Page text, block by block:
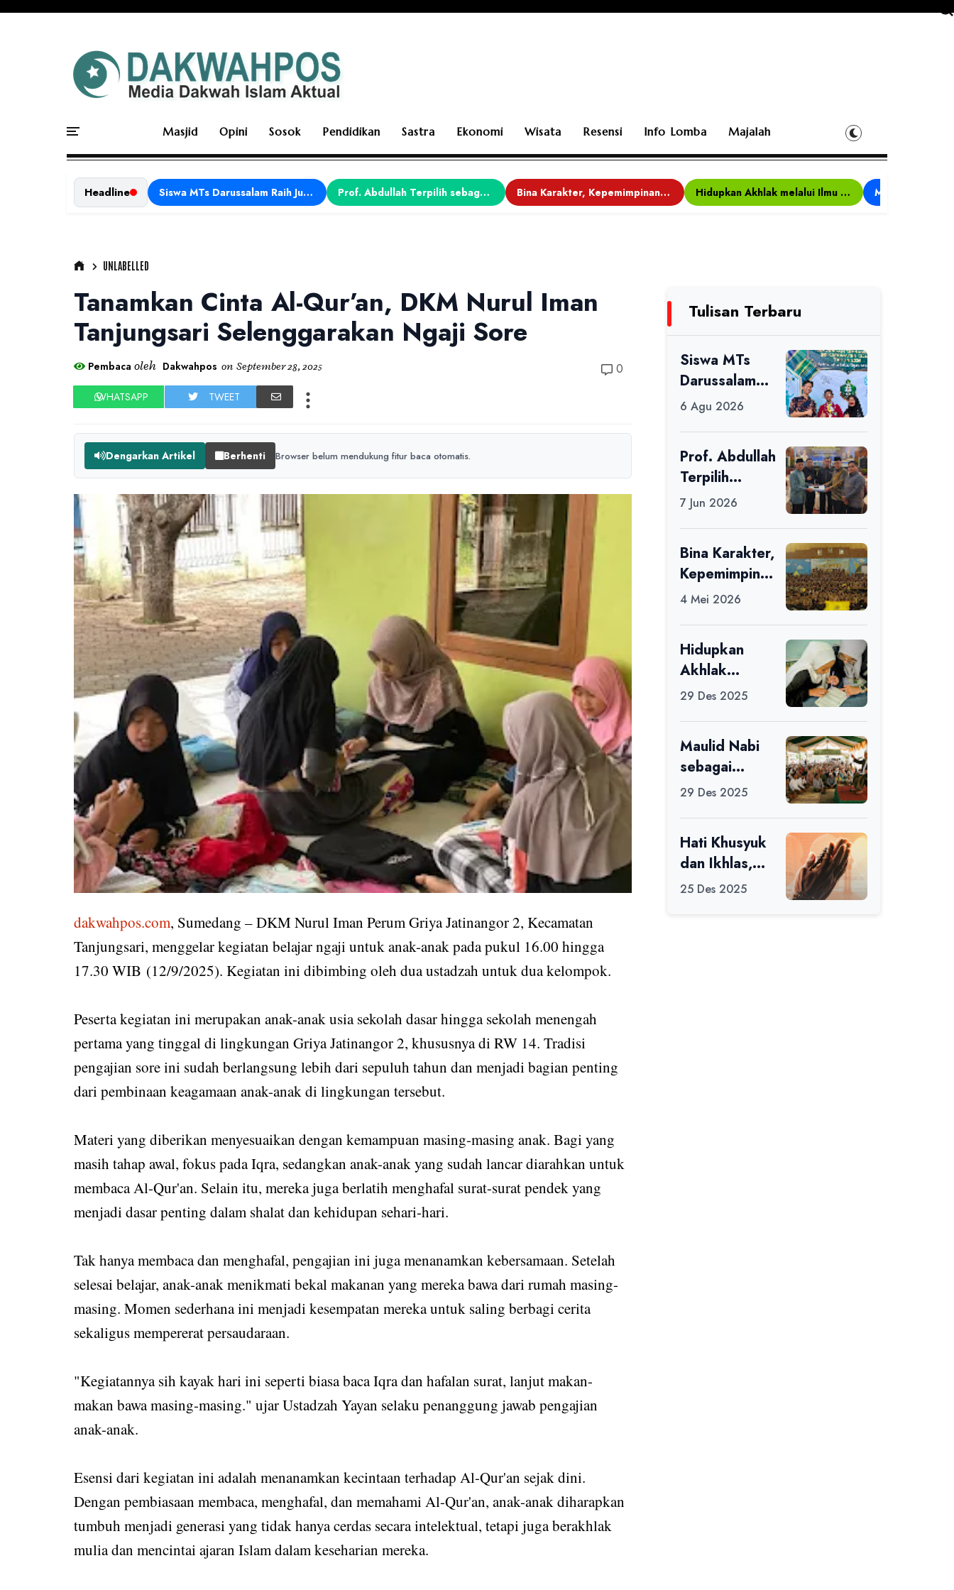
Masjid Opini Sosok Pendidikan Sastra Ekonomi Wisata Resensi Info Lomba Majalah
Headline Siswa MTs Darussalam Raih Juara 1 dalam Porseni Tingkat Kabupaten Ciamis Tahun 2026 Prof. Abdullah Terpilih sebagai Ketua APDII Periode 2026–2030 Bina Karakter, Kepemimpinan, dan Kemandirian, 117 Peserta Ikuti Alfaro Camp di MAN 1 Darussalam Ciamis Hidupkan Akhlak melalui Ilmu yang Diamalkan
UNLABELLED
Tanamkan Cinta Al-Qur’an, DKM Nurul Iman
Tanjungsari Selenggarakan Ngaji Sore
Pembaca oleh Dakwahpos on September 28, 2025 0
WHATSAPP TWEET
Dengarkan Artikel Berhenti Browser belum mendukung fitur baca otomatis.
dakwahpos.com, Sumedang – DKM Nurul Iman Perum Griya Jatinangor 2, Kecamatan
Tanjungsari, menggelar kegiatan belajar ngaji untuk anak-anak pada pukul 16.00 hingga
17.30 WIB (12/9/2025). Kegiatan ini dibimbing oleh dua ustadzah untuk dua kelompok.
Peserta kegiatan ini merupakan anak-anak usia sekolah dasar hingga sekolah menengah
pertama yang tinggal di lingkungan Griya Jatinangor 2, khususnya di RW 14. Tradisi
pengajian sore ini sudah berlangsung lebih dari sepuluh tahun dan menjadi bagian penting
dari pembinaan keagamaan anak-anak di lingkungan tersebut.
Materi yang diberikan menyesuaikan dengan kemampuan masing-masing anak. Bagi yang
masih tahap awal, fokus pada Iqra, sedangkan anak-anak yang sudah lancar diarahkan untuk
membaca Al-Qur'an. Selain itu, mereka juga berlatih menghafal surat-surat pendek yang
menjadi dasar penting dalam shalat dan kehidupan sehari-hari.
Tak hanya membaca dan menghafal, pengajian ini juga menanamkan kebersamaan. Setelah
selesai belajar, anak-anak menikmati bekal makanan yang mereka bawa dari rumah masing-
masing. Momen sederhana ini menjadi kesempatan mereka untuk saling berbagi cerita
sekaligus mempererat persaudaraan.
"Kegiatannya sih kayak hari ini seperti biasa baca Iqra dan hafalan surat, lanjut makan-
makan bawa masing-masing." ujar Ustadzah Yayan selaku penanggung jawab pengajian
anak-anak.
Esensi dari kegiatan ini adalah menanamkan kecintaan terhadap Al-Qur'an sejak dini.
Dengan pembiasaan membaca, menghafal, dan memahami Al-Qur'an, anak-anak diharapkan
tumbuh menjadi generasi yang tidak hanya cerdas secara intelektual, tetapi juga berakhlak
mulia dan mencintai ajaran Islam dalam keseharian mereka.
Tulisan Terbaru
Siswa MTs
Darussalam
Raih Juara 1
Kabupaten
Ciamis Tahun
2026
6 Agu 2026
Prof. Abdullah
Terpilih
sebagai Ketua
7 Jun 2026
Bina Karakter,
Kepemimpinan
, dan
Ikuti Alfaro
Camp di MAN
1 Darussalam
Ciamis
4 Mei 2026
Hidupkan
Akhlak
melalui Ilmu
29 Des 2025
Maulid Nabi
sebagai
Momentum
29 Des 2025
Hati Khusyuk
dan Ikhlas,
Jadi Esensi
25 Des 2025